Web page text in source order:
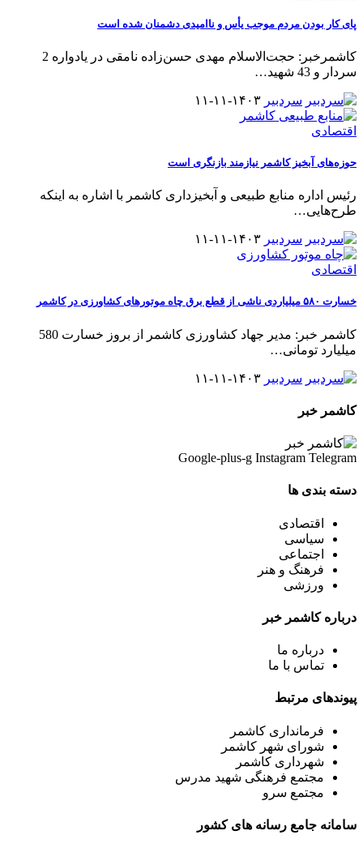
پای کار بودن مردم موجب یأس و ناامیدی دشمنان شده است
کاشمرخبر: حجت‌الاسلام مهدی حسن‌زاده نامقی در یادواره 2
سردار و 43 شهید
…
سردبیر ۱۴۰۳-۱۱-۱۱
اقتصادی
حوزه‌های آبخیز کاشمر نیازمند بازنگری است
رئیس اداره منابع طبیعی و آبخیزداری کاشمر با اشاره به اینکه
طرح‌هایی…
سردبیر ۱۴۰۳-۱۱-۱۱
اقتصادی
خسارت ۵۸۰ میلیاردی ناشی از قطع برق چاه موتورهای کشاورزی در کاشمر
کاشمر خبر: مدیر جهاد کشاورزی کاشمر از بروز خسارت 580
میلیارد تومانی…
سردبیر ۱۴۰۳-۱۱-۱۱
کاشمر خبر
Google-plus-g Instagram Telegram
دسته بندی ها
اقتصادی
سیاسی
اجتماعی
فرهنگ و هنر
ورزشی
درباره کاشمر خبر
درباره ما
تماس با ما
پیوندهای مرتبط
فرمانداری کاشمر
شورای شهر کاشمر
شهرداری کاشمر
مجتمع فرهنگی شهید مدرس
مجتمع سرو
سامانه جامع رسانه های کشور